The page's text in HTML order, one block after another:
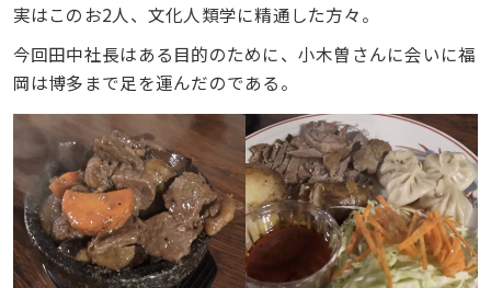
実はこのお2人、文化人類学に精通した方々。
今回田中社長はある目的のために、小木曽さんに会いに福
岡は博多まで足を運んだのである。